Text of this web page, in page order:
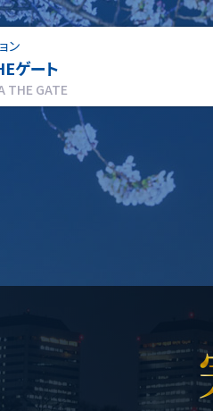
ン
ゲート
THE GATE